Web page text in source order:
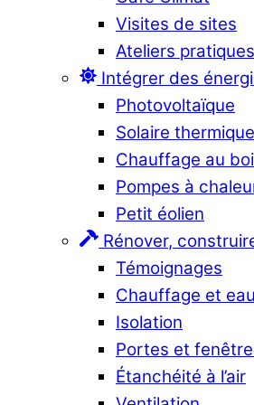
Visites de sites
Ateliers pratiques
Intégrer des
Photovoltaïque
Solaire thermique
Chauffage au
Pompes à
Petit éolien
Rénover,
Témoignages
Chauffage et
Isolation
Portes et
Étanchéité à l’air